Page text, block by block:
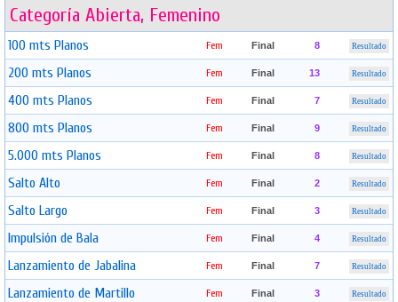
Categoría Abierta, Femenino
100 mts Planos Fem Final 8 Resultado
200 mts Planos Fem Final 13 Resultado
400 mts Planos Fem Final 7 Resultado
800 mts Planos Fem Final 9 Resultado
5.000 mts Planos Fem Final 8 Resultado
Salto Alto Fem Final 2 Resultado
Salto Largo Fem Final 3 Resultado
Impulsión de Bala Fem Final 4 Resultado
Lanzamiento de Jabalina Fem Final 7 Resultado
Lanzamiento de Martillo Fem Final 3 Resultado